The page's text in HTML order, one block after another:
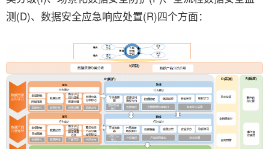
测(D)、数据安全应急响应处置(R)四个方面：